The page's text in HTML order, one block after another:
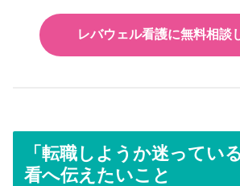
レバウェル看護に無料相談
「転職しようか迷ってい
看へ伝えたいこと